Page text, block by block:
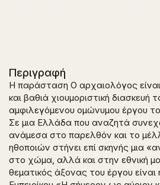
Περιγραφή
Η παράσταση Ο αρχαιολόγος
και βαθιά χιουμοριστική διασκευή
αμφιλεγόμενου ομώνυμου έργου
Σε μια Ελλάδα που αναζητά
ανάμεσα στο παρελθόν και το
ηθοποιών στήνει επί σκηνής μια
στο χώμα, αλλά και στην εθνική
θεματικός άξονας του έργου